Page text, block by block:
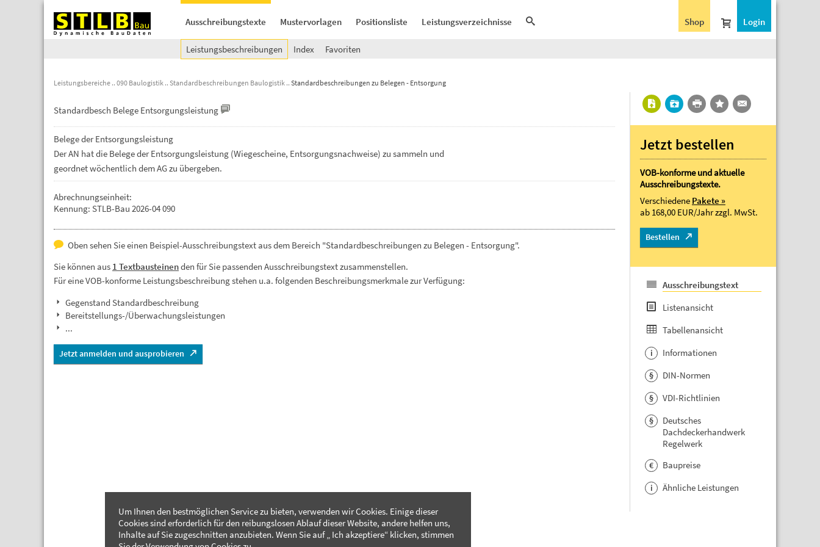
Ausschreibungstexte Mustervorlagen Positionsliste Leistungsverzeichnisse Login
Shop
Leistungsbeschreibungen Index Favoriten
Leistungsbereiche 090 Baulogistik Standardbeschreibungen Baulogistik Standardbeschreibungen zu Belegen - Entsorgung
Standardbesch Belege Entsorgungsleistung
BelegederEntsorgungsleistung
DerAN hatdie BelegederEntsorgungsleistung (Wiegescheine, Entsorgungsnachweise) zu sammeln und
geordnetwöchentlich demAGzu übergeben.
Abrechnungseinheit:
Kennung: STLB-Bau 2026-04 090
Oben sehen Sie einen Beispiel-Ausschreibungstext aus dem Bereich "Standardbeschreibungen zu Belegen - Entsorgung".
Sie können aus 1 Textbausteinenden für Sie passenden Ausschreibungstext zusammenstellen.
Für eine VOB-konforme Leistungsbeschreibung stehen u.a. folgenden Beschreibungsmerkmale zur Verfügung:
Gegenstand Standardbeschreibung
Bereitstellungs-/Überwachungsleistungen
...
Jetzt anmelden und ausprobieren
Jetzt bestellen
VOB-konforme und aktuelle
Ausschreibungstexte.
Verschiedene Pakete »
ab 168,00 EUR/Jahrzzgl. MwSt.
Bestellen
Ausschreibungstext
Listenansicht
Tabellenansicht
i Informationen
§ DIN-Normen
§ VDI-Richtlinien
§
Deutsches
Dachdeckerhandwerk
Regelwerk
€ Baupreise
i Ähnliche Leistungen
Um Ihnen den bestmöglichen Service zu bieten, verwenden wir Cookies. Einige dieser
Cookies sind erforderlich für den reibungslosen Ablauf dieser Website, andere helfen uns,
Inhalte auf Sie zugeschnitten anzubieten. Wenn Sie auf „ Ich akzeptiere“ klicken, stimmen